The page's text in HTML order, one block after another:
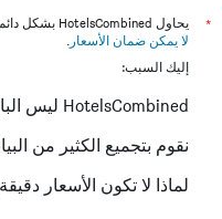
*
يحاول HotelsCombined بشكل دائم الحصول على الأسعار الدقيقة، ولكن
لا يمكن ضمان الأسعار .
إليك السبب:
HotelsCombined ليس البائع
نقوم بتجميع الكثير من
لماذا لا تكون الأسعار دقيقة